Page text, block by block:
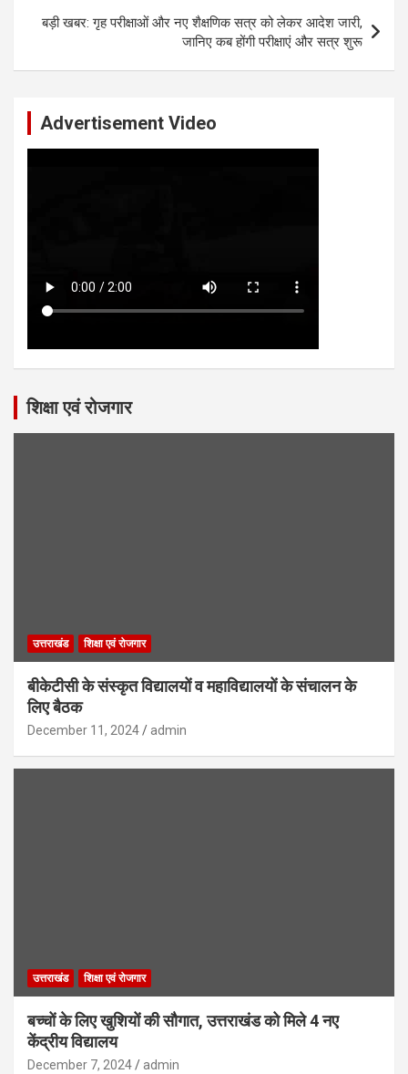
बड़ी खबर: गृह परीक्षाओं और नए शैक्षणिक सत्र को लेकर आदेश जारी,
जानिए कब होंगी परीक्षाएं और सत्र शुरू
Advertisement Video
शिक्षा एवं रोजगार
उत्तराखंड शिक्षा एवं रोजगार
बीकेटीसी के संस्कृत विद्यालयों व महाविद्यालयों के संचालन के
लिए बैठक
December 11, 2024 admin
उत्तराखंड शिक्षा एवं रोजगार
बच्चों के लिए खुशियों की सौगात, उत्तराखंड को मिले 4 नए
केंद्रीय विद्यालय
December 7, 2024 admin